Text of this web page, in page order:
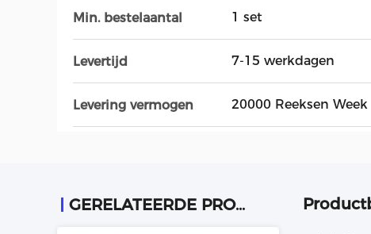
Min. bestelaantal 1 set
Levertijd 7-15 werkdagen
Levering vermogen 20000 Reeksen Week
GERELATEERDE PRODUCTEN